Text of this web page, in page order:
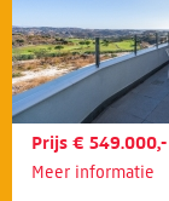
Prijs € 549.000,-
Meer informatie